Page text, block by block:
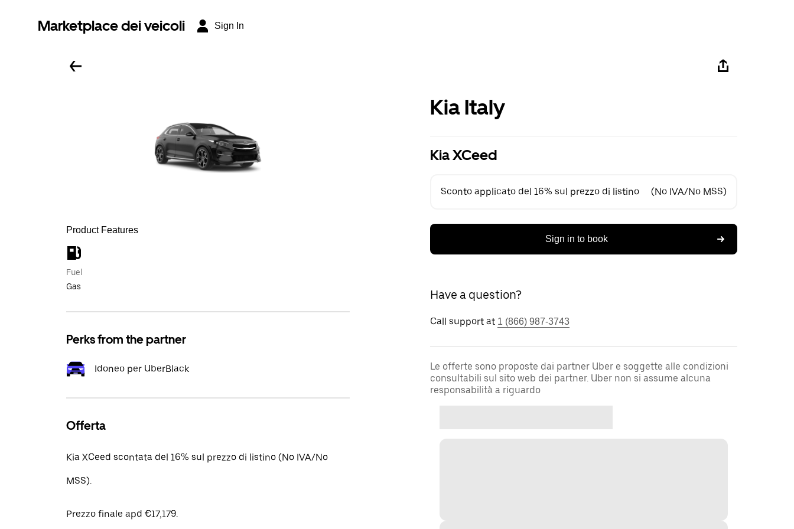
Marketplace dei veicoli Sign In
Product Features
Fuel
Gas
Perks from the partner
Idoneo per UberBlack
Offerta
Kia XCeed scontata del 16% sul prezzo di listino (No IVA/No
MSS).
Prezzo finale apd €17,179.
Kia Italy
Kia XCeed
Sconto applicato del 16% sul prezzo di listino (No IVA/No MSS)
Sign in to book
Have a question?
Call support at 1 (866) 987-3743
Le offerte sono proposte dai partner Uber e soggette alle condizioni
consultabili sul sito web dei partner. Uber non si assume alcuna
responsabilità a riguardo